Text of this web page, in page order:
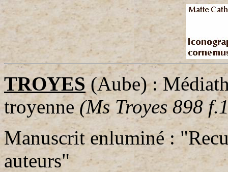
TROYES (Aube) :
troyenne(Ms Troyes 898
Manuscrit enluminé :
auteurs"